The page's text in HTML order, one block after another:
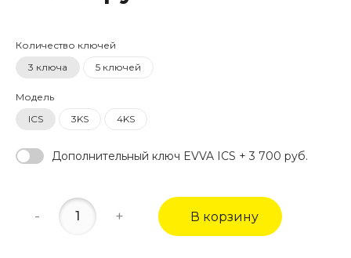
Количество ключей
3 ключа
5 ключей
Модель
ICS
3KS 4KS
Дополнительный ключ EVVA ICS + 3 700 руб.
- + В корзину